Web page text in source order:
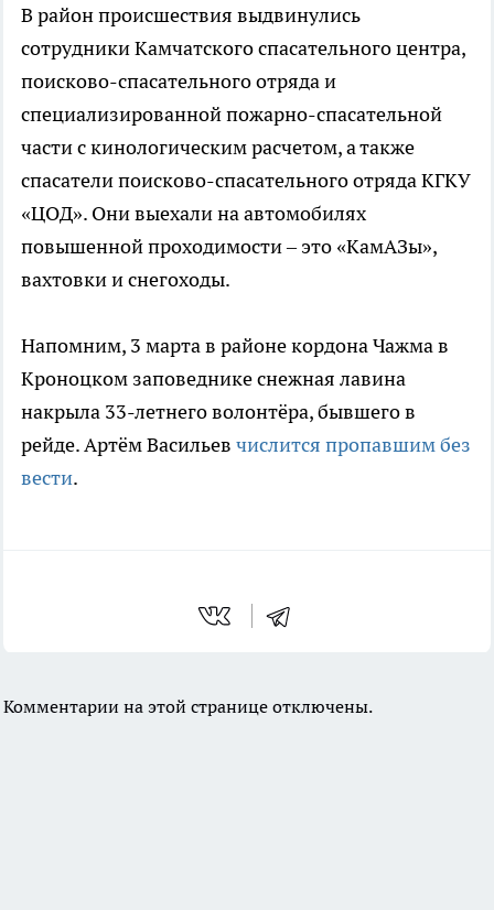
В район происшествия выдвинулись
сотрудники Камчатского спасательного центра,
поисково-спасательного отряда и
специализированной пожарно-спасательной
части с кинологическим расчетом, а также
спасатели поисково-спасательного отряда КГКУ
«ЦОД». Они выехали на автомобилях
повышенной проходимости – это «КамАЗы»,
вахтовки и снегоходы.
Напомним, 3 марта в районе кордона Чажма в
Кроноцком заповеднике снежная лавина
накрыла 33-летнего волонтёра, бывшего в
рейде. Артём Васильев числится пропавшим без
вести.
Комментарии на этой странице отключены.